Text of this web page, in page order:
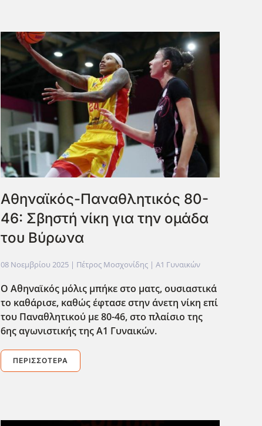
Αθηναϊκός-Παναθλητικός 80-
46: Σβηστή νίκη για την ομάδα
του Βύρωνα
08 Νοεμβρίου 2025| Πέτρος Μοσχονίδης | Α1 Γυναικών
Ο Αθηναϊκός μόλις μπήκε στο ματς, ουσιαστικά
το καθάρισε, καθώς έφτασε στην άνετη νίκη επί
του Παναθλητικού με 80-46, στο πλαίσιο της
6ης αγωνιστικής της Α1 Γυναικών.
ΠΕΡΙΣΣΌΤΕΡΑ